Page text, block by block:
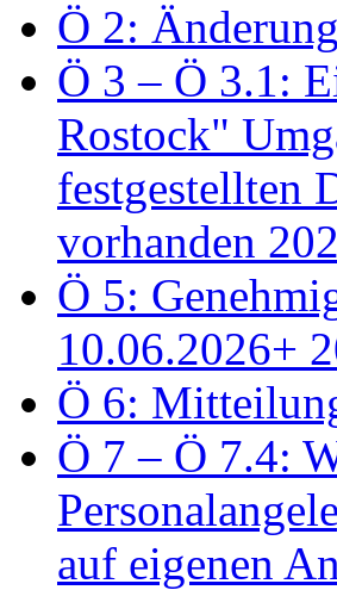
Ö 2:
Ö 3 – Ö 3.1:
Rostock"
festgestellten
vorhanden
Ö 5:
10.06.2026+
Ö 6:
Ö 7 – Ö 7.4:
auf eigenen